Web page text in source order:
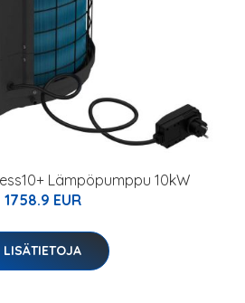
Lämpöpumppu 10kW
1758.9 EUR
LISÄTIETOJA